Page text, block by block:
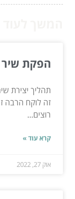
הפקת שיר
תהליך יצירת
זה לוקח הרבה
רוצים...
קרא עוד »
אוק 27, 2022